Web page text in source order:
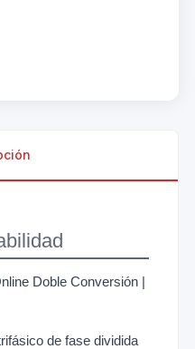
Doble Conversión |
de fase dividida